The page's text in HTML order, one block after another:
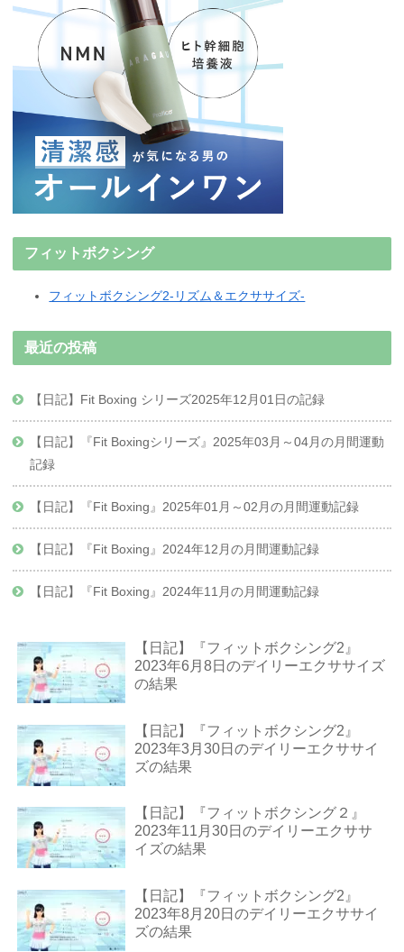
フィットボクシング
フィットボクシング2-リズム＆エクササイズ-
最近の投稿
【日記】Fit Boxing シリーズ2025年12月01日の記録
【日記】『Fit Boxingシリーズ』2025年03月～04月の月間運動
記録
【日記】『Fit Boxing』2025年01月～02月の月間運動記録
【日記】『Fit Boxing』2024年12月の月間運動記録
【日記】『Fit Boxing』2024年11月の月間運動記録
【日記】『フィットボクシング2』
2023年6月8日のデイリーエクササイズ
の結果
【日記】『フィットボクシング2』
2023年3月30日のデイリーエクササイ
ズの結果
【日記】『フィットボクシング２』
2023年11月30日のデイリーエクササ
イズの結果
【日記】『フィットボクシング2』
2023年8月20日のデイリーエクササイ
ズの結果